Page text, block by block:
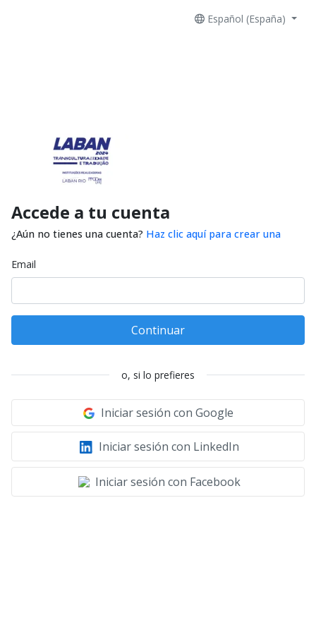
Español (España)
Accede a tu cuenta
¿Aún no tienes una cuenta? Haz clic aquí para crear una
Email
Continuar
o, si lo prefieres
Iniciar sesión con Google
Iniciar sesión con LinkedIn
Iniciar sesión con Facebook